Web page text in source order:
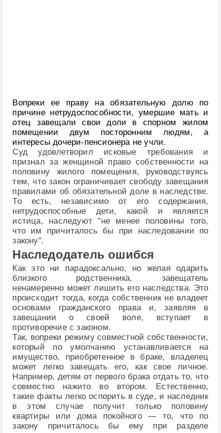
Вопреки ее праву на обязательную долю по
причине нетрудоспособности, умершие мать и
отец завещали свои доли в спорном жилом
помещении двум посторонним людям, а
интересы дочери-пенсионера не учли.
Суд удовлетворил исковые требования и
признал за женщиной право собственности на
половину жилого помещения, руководствуясь
тем, что закон ограничивает свободу завещания
правилами об обязательной доле в наследстве.
То есть, независимо от его содержания,
нетрудоспособные дети, какой и является
истица, наследуют "не менее половины того,
что им причиталось бы при наследовании по
закону".
Наследодатель ошибся
Как это ни парадоксально, но желая одарить
близкого родственника, завещатель
ненамеренно может лишить его наследства. Это
происходит тогда, когда собственник не владеет
основами гражданского права и, заявляя в
завещании о своей воле, вступает в
противоречие с законом.
Так, вопреки режиму совместной собственности,
который по умолчанию устанавливается на
имущество, приобретенное в браке, владелец
может легко завещать его, как свое личное.
Например, детям от первого брака отдать то, что
совместно нажито во втором. Естественно,
такие факты легко оспорить в суде, и наследник
в этом случае получит только половину
квартиры или дома покойного — то, что по
закону причиталось бы ему при разделе